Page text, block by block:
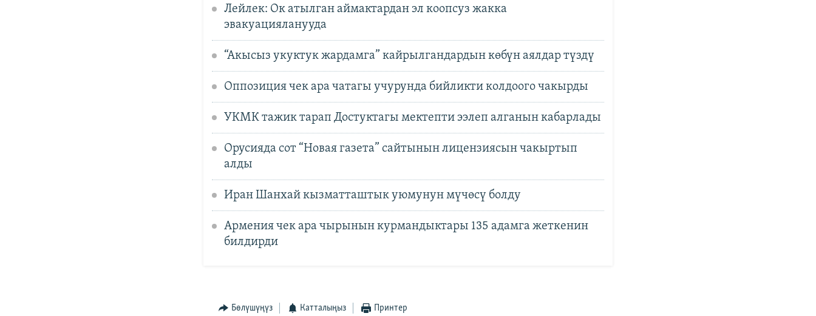
Лейлек: Ок атылган аймактардан эл коопсуз жакка
эвакуацияланууда
“Акысыз укуктук жардамга” кайрылгандардын көбүн аялдар түздү
Оппозиция чек ара чатагы учурунда бийликти колдоого чакырды
УКМК тажик тарап Достуктагы мектепти ээлеп алганын кабарлады
Орусияда сот “Новая газета” сайтынын лицензиясын чакыртып
алды
Иран Шанхай кызматташтык уюмунун мүчөсү болду
Армения чек ара чырынын курмандыктары 135 адамга жеткенин
билдирди
Бөлүшүңүз Катталыңыз Принтер